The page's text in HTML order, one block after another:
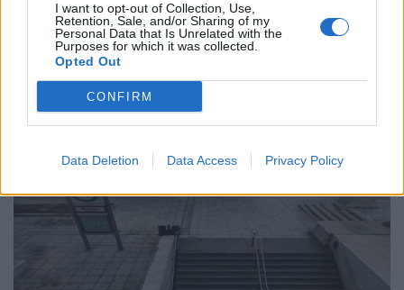
I want to opt-out of Collection, Use,
Retention, Sale, and/or Sharing of my
Personal Data that Is Unrelated with the
Purposes for which it was collected.
Opted Out
CONFIRM
Data Deletion Data Access Privacy Policy
Την Κυριακή 26 Οκτωβρίου, στις 04:00 τα ξημερώματα, θα
ξαναζήσουμε το πιο παράλογο ευρωπαϊκό ραντεβού με τον
χρόνο: θα γυρίσουμε τα ρολόγια μας πίσω μία ώρα, για να
"εξοικονομήσουμε ενέργεια".